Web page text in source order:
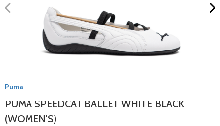
Puma
PUMA SPEEDCAT BALLET WHITE BLACK
(WOMEN'S)